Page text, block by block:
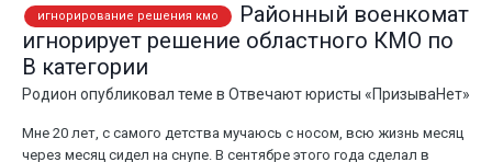
игнорирование решения кмо
Районный военкомат
игнорирует решение областного КМО по
В категории
Родион опубликовал теме в Отвечают юристы «ПризываНет»
Мне 20 лет, с самого детства мучаюсь с носом, всю жизнь месяц
через месяц сидел на снупе. В сентябре этого года сделал в